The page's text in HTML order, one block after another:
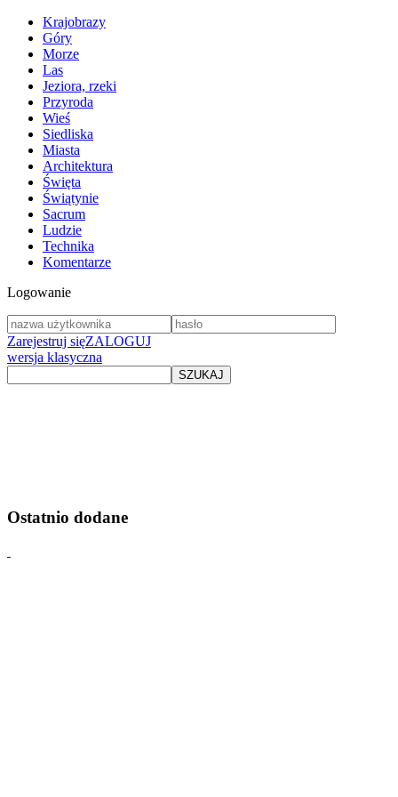
Krajobrazy
Góry
Morze
Las
Jeziora, rzeki
Przyroda
Wieś
Siedliska
Miasta
Architektura
Święta
Świątynie
Sacrum
Ludzie
Technika
Komentarze
Logowanie
Zarejestruj sięZALOGUJ
wersja klasyczna
Ostatnio dodane